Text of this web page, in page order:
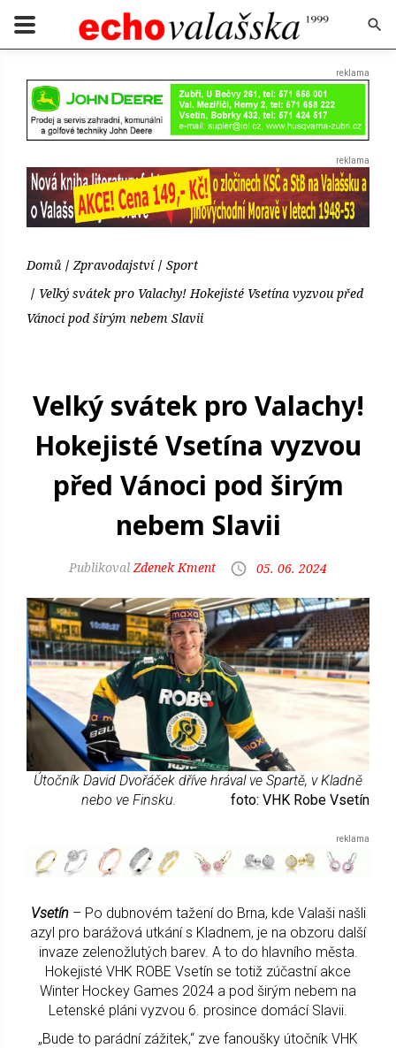
Domů Zpravodajství
Sport
Velký svátek pro Valachy! Hokejisté Vsetína vyzvou před
Vánoci pod širým nebem Slavii
Velký svátek pro Valachy!
Hokejisté Vsetína vyzvou
před Vánoci pod širým
nebem Slavii
Zdenek Kment 05. 06. 2024
Útočník David Dvořáček dříve hrával ve Spartě, v Kladně
nebo ve Finsku.
foto: VHK Robe Vsetín
Vsetín – Po dubnovém tažení do Brna, kde Valaši našli
azyl pro barážová utkání s Kladnem, je na obzoru další
invaze zelenožlutých barev. A to do hlavního města.
Hokejisté VHK ROBE Vsetín se totiž zúčastní akce
Winter Hockey Games 2024 a pod širým nebem na
Letenské pláni vyzvou 6. prosince domácí Slavii.
„Bude to parádní zážitek,“ zve fanoušky útočník VHK